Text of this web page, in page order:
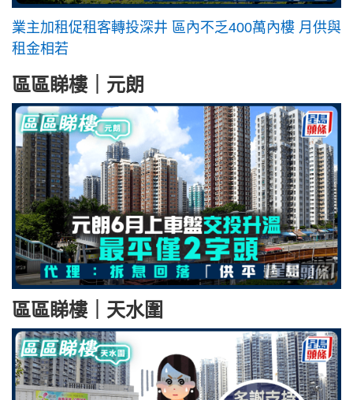
業主加租促租客轉投深井 區內不乏400萬內樓 月供與
租金相若
區區睇樓｜元朗
區區睇樓｜天水圍